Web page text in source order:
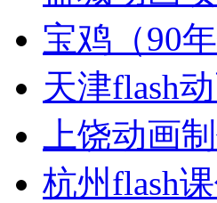
宝鸡（90
天津flash
上饶动画
杭州flash